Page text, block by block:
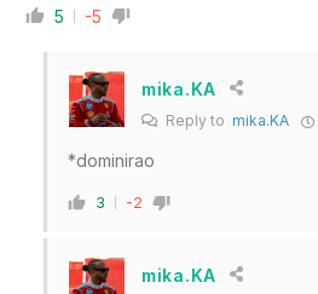
5 -5
mika.KA
Reply to mika.KA
*dominirao
3 -2
mika.KA